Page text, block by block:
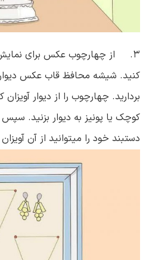
۳. از چهارچوب عکس برای نمایش
کنید. شیشه محافظ قاب عکس
بردارید. چهارچوب را از دیوار
کوچک یا پونیز به دیوار بزنید. سپس
دستبند خود را میتوانید از آن